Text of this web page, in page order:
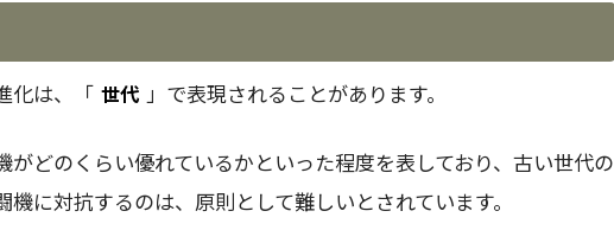
化は、「 世代 」で表現されることがあります。
がどのくらい優れているかといった程度を表しており、古い世代の
に対抗するのは、原則として難しいとされています。